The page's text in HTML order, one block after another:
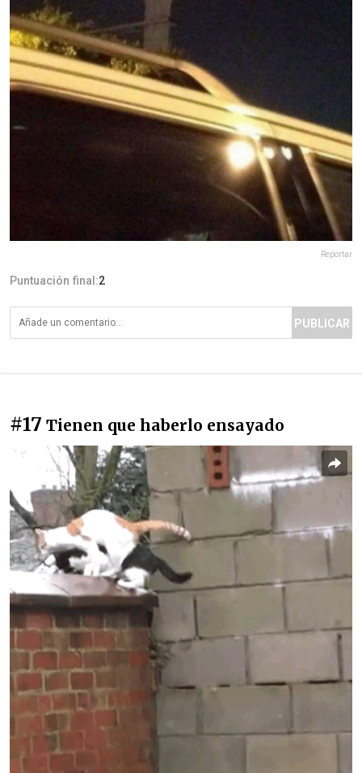
Reportar
Puntuación final:2
PUBLICAR
#17 Tienen que haberlo ensayado